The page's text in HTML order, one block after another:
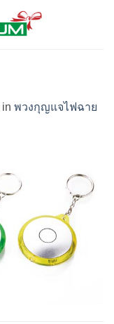
in พวงกุญแจไฟฉาย